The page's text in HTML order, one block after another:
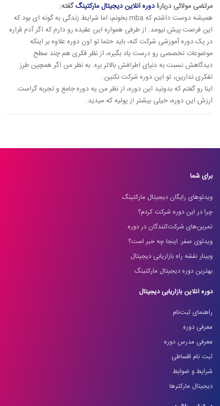
مرتضی مولائی دربارۀدوره آنلاین دیجیتال مارکتینگگفته:
همیشه دوست داشتم که mba بخونم، اما شرایط زندگی به گونه ای بود که
این فرصت پیش نیومد. از طرفی همواره این عقیده رو دارم که اگر آدم قراره
در یک دوره آموزشی شرکت کنه، باید حتما تو اون دوره علاوه بر اینکه
موضوعات تخصصی رو درست یاد بگیره، از نظر فکری هم چند سطح
دیدگاهش نسبت به دنیای اطرافش بالاتر بره. به نظر من اگر همچین طرز
تفکری ندارین، تو این دوره شرکت نکنین.
اینا رو گفتم که بدونید این دوره، از نظر من یه دوره جامع و تجربه گراست.
ارزش این دوره، خیلی بیشتر از پولیه که میدید.
برای شما
ویدئوهای رایگان دیجیتال مارکتینگ
چرا در این دوره شرکت کردم؟
تمرین‌های شرکت‌کنندگان در دوره
ویدئوی صفر: اینجا چه خبر است؟
وبینار نقشه راه بازاریابی دیجیتال
بهترین دوره دیجیتال مارکتینگ
دوره آنلاین بازاریابی دیجیتال
راهنمای ثبت‌نام
معرفی دوره
معرفی مدرس دوره
ثبت نام اقساطی
شرایط و ضوابط
دیجیتال مارکترها